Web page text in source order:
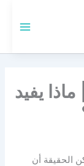
يفيد
الحقيقة أن